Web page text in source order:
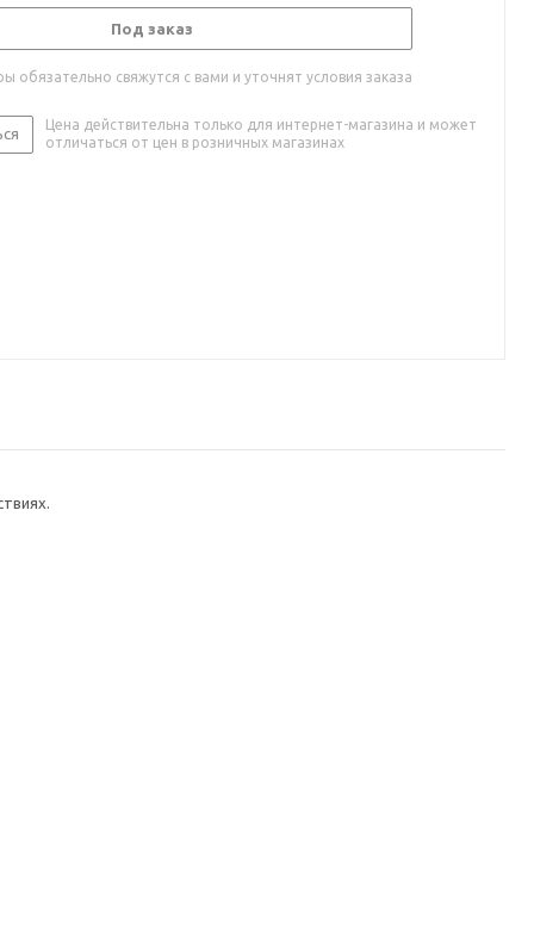
Под заказ
обязательно свяжутся с вами и уточнят условия заказа
Цена действительна только для интернет-магазина и может
отличаться от цен в розничных магазинах